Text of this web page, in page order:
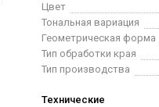
Цвет
Тональная вариация
Геометрическая форма
Тип обработки края
Тип производства
Технические